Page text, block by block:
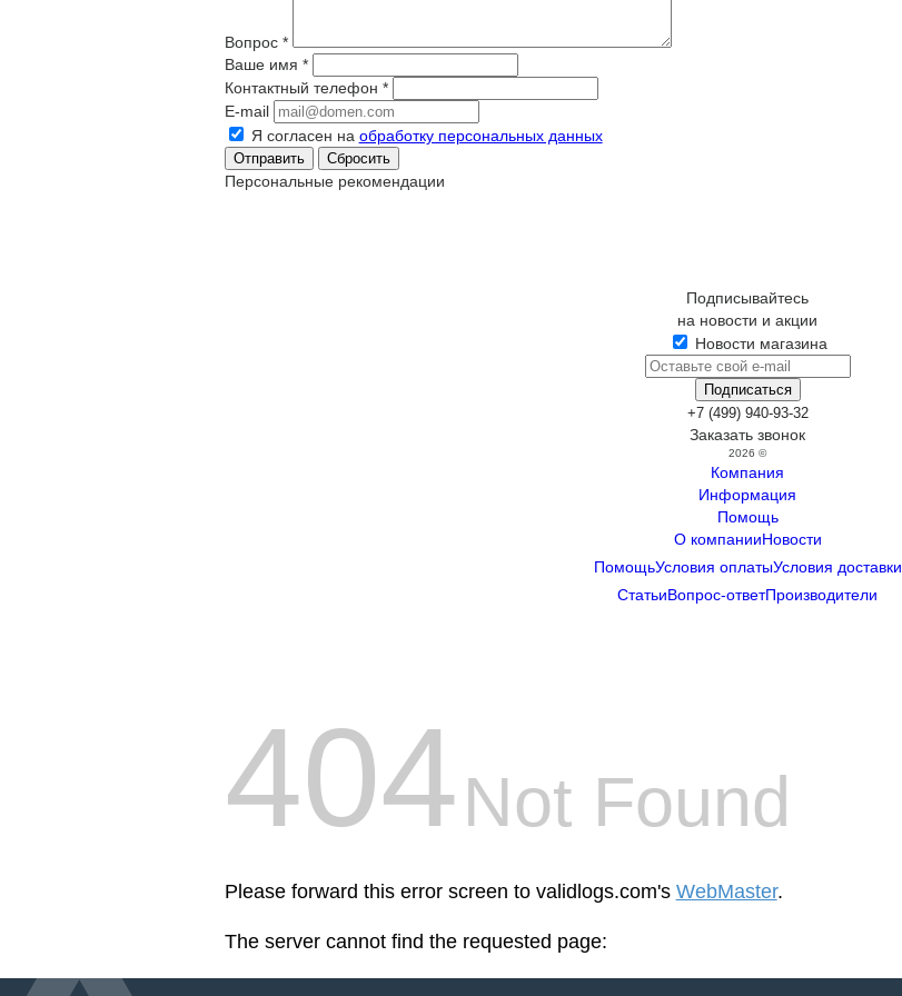
Вопрос *
Ваше имя *
Контактный телефон *
E-mail
Я согласен на обработку персональных данных
Сбросить
Персональные рекомендации
Подписывайтесь
на новости и акции
Новости магазина
+7 (499) 940-93-32
Заказать звонок
2026 ©
Компания
Информация
Помощь
О компанииНовости
ПомощьУсловия оплатыУсловия доставки
СтатьиВопрос-ответПроизводители
404Not Found
Please forward this error screen to validlogs.com's WebMaster.
The server cannot find the requested page: